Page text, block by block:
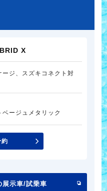
X
ジ、スズキコネクト対
ベージュメタリック
約
展示車/試乗車